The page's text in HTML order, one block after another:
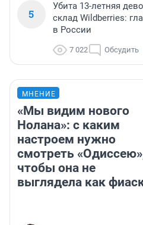
5
Убита 13-летняя
склад Wildberries:
в России
7 022 Обсудить
МНЕНИЕ
«Мы видим нового
Нолана»: с каким
настроем нужно
смотреть
чтобы она не
выглядела как